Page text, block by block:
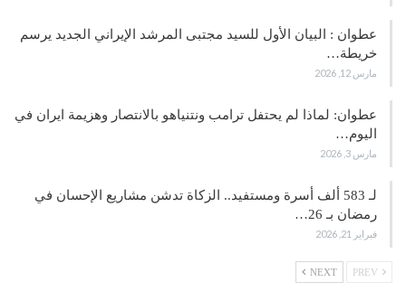
عطوان : البيان الأول للسيد مجتبى المرشد الإيراني الجديد يرسم
خريطة…
مارس 12, 2026
عطوان: لماذا لم يحتفل ترامب ونتنياهو بالانتصار وهزيمة ايران في
اليوم…
مارس 3, 2026
لـ 583 ألف أسرة ومستفيد.. الزكاة تدشن مشاريع الإحسان في
رمضان بـ 26…
فبراير 21, 2026
NEXT